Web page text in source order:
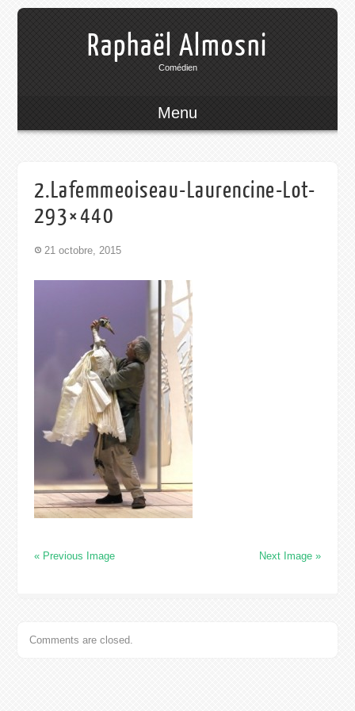
Raphaël Almosni
Comédien
Menu
2.Lafemmeoiseau-Laurencine-Lot-
293×440
21 octobre, 2015
« Previous Image Next Image »
Comments are closed.